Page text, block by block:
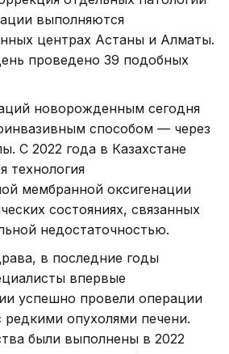
выполняются
центрах Астаны и Алматы.
проведено 39 подобных
новорожденным сегодня
способом — через
С 2022 года в Казахстане
технология
мембранной оксигенации
состояниях, связанных
недостаточностью.
в последние годы
впервые
успешно провели операции
опухолями печени.
были выполнены в 2022